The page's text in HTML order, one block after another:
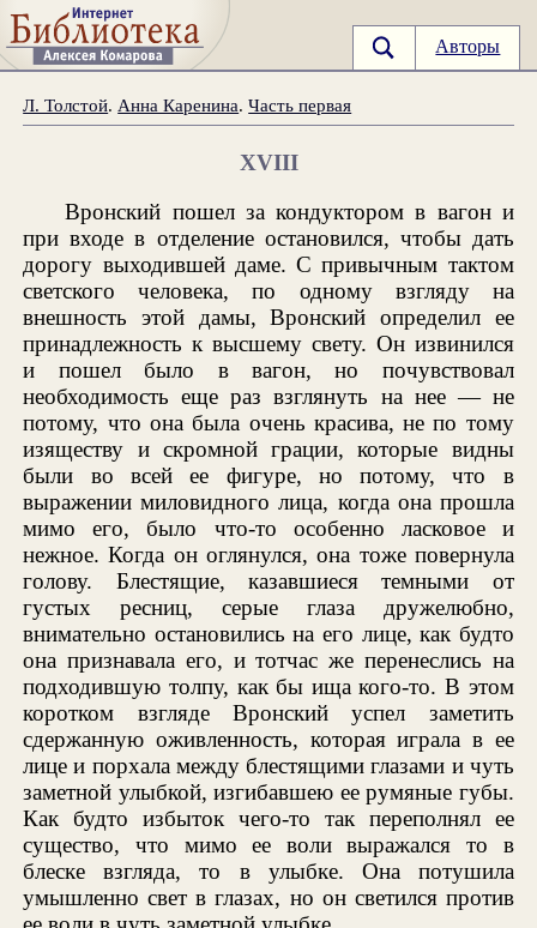
Авторы
Л. Толстой. Анна Каренина.Часть первая
XVIII
Вронский пошел за кондуктором в вагон и
при входе в отделение остановился, чтобы дать
дорогу выходившей даме. С привычным тактом
светского человека, по одному взгляду на
внешность этой дамы, Вронский определил ее
принадлежность к высшему свету. Он извинился
и пошел было в вагон, но почувствовал
необходимость еще раз взглянуть на нее — не
потому, что она была очень красива, не по тому
изяществу и скромной грации, которые видны
были во всей ее фигуре, но потому, что в
выражении миловидного лица, когда она прошла
мимо его, было что-то особенно ласковое и
нежное. Когда он оглянулся, она тоже повернула
голову. Блестящие, казавшиеся темными от
густых ресниц, серые глаза дружелюбно,
внимательно остановились на его лице, как будто
она признавала его, и тотчас же перенеслись на
подходившую толпу, как бы ища кого-то. В этом
коротком взгляде Вронский успел заметить
сдержанную оживленность, которая играла в ее
лице и порхала между блестящими глазами и чуть
заметной улыбкой, изгибавшею ее румяные губы.
Как будто избыток чего-то так переполнял ее
существо, что мимо ее воли выражался то в
блеске взгляда, то в улыбке. Она потушила
умышленно свет в глазах, но он светился против